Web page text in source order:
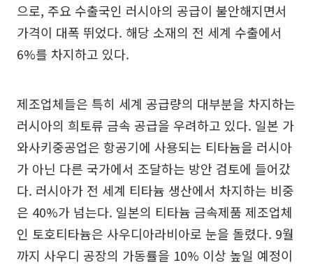
으로, 주요 수출국인 러시아의 공급이 불안해지면서
가격이 대폭 뛰었다. 해당 소재의 전 세계 수출에서
6%를 차지하고 있다.
제조업체들은 특히 세계 공급량의 대부분을 차지하는
러시아의 희토류 금속 공급을 우려하고 있다. 일본 가
와사키중공업은 항공기에 사용되는 티타늄을 러시아
가 아닌 다른 국가에서 조달하는 방안 검토에 들어갔
다. 러시아가 전 세계 티타늄 생산에서 차지하는 비중
은 40%가 넘는다. 일본의 티타늄 금속제품 제조업체
인 토호티타늄은 사우디아라비아로 눈을 돌렸다. 9월
까지 사우디 공장의 가동률을 10% 이상 높일 예정이